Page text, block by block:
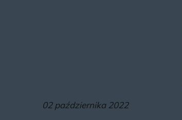
02 października 2022